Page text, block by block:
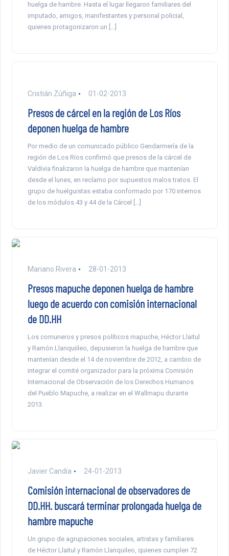
huelga de hambre. Hasta el lugar llegaron familiares del
imputado, amigos, manifestantes y personal policial,
quienes protagonizaron un […]
Cristián Zúñiga 01-02-2013
Presos de cárcel en la región de Los Ríos
deponen huelga de hambre
Por medio de un comunicado público Gendarmería de la
región de Los Ríos confirmó que presos de la cárcel de
Valdivia finalizaron la huelga de hambre que mantenían
desde el lunes, en reclamo por supuestos malos tratos. El
grupo de huelguistas estaba conformado por 170 internos
de los módulos 43 y 44 de la Cárcel […]
Mariano Rivera 28-01-2013
Presos mapuche deponen huelga de hambre
luego de acuerdo con comisión internacional
de DD.HH
Los comuneros y presos políticos mapuche, Héctor Llaitul
y Ramón Llanquiileo, depusieron la huelga de hambre que
mantenían desde el 14 de noviembre de 2012, a cambio de
integrar el comité organizador para la próxima Comisión
Internacional de Observación de los Derechos Humanos
del Pueblo Mapuche, a realizar en el Wallmapu durante
2013.
Javier Candia 24-01-2013
Comisión internacional de observadores de
DD.HH. buscará terminar prolongada huelga de
hambre mapuche
Un grupo de agrupaciones sociales, artistas y familiares
de Héctor Llaitul y Ramón Llanquileo, quienes cumplen 72